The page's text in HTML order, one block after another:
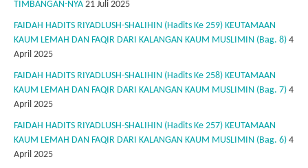
TIMBANGAN-NYA 21 Juli 2025
FAIDAH HADITS RIYADLUSH-SHALIHIN (Hadits Ke 259) KEUTAMAAN
KAUM LEMAH DAN FAQIR DARI KALANGAN KAUM MUSLIMIN (Bag. 8) 4
April 2025
FAIDAH HADITS RIYADLUSH-SHALIHIN (Hadits Ke 258) KEUTAMAAN
KAUM LEMAH DAN FAQIR DARI KALANGAN KAUM MUSLIMIN (Bag. 7) 4
April 2025
FAIDAH HADITS RIYADLUSH-SHALIHIN (Hadits Ke 257) KEUTAMAAN
KAUM LEMAH DAN FAQIR DARI KALANGAN KAUM MUSLIMIN (Bag. 6) 4
April 2025